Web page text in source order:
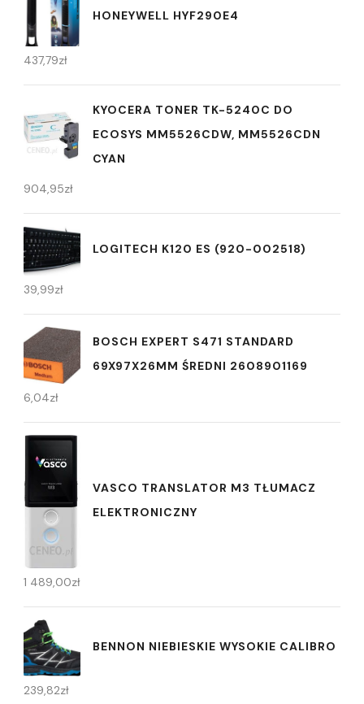
HONEYWELL HYF290E4
437,79zł
KYOCERA TONER TK-5240C DO
ECOSYS MM5526CDW, MM5526CDN
CYAN
904,95zł
LOGITECH K120 ES (920-002518)
39,99zł
BOSCH EXPERT S471 STANDARD
69X97X26MM ŚREDNI 2608901169
6,04zł
VASCO TRANSLATOR M3 TŁUMACZ
ELEKTRONICZNY
1 489,00zł
BENNON NIEBIESKIE WYSOKIE CALIBRO
239,82zł